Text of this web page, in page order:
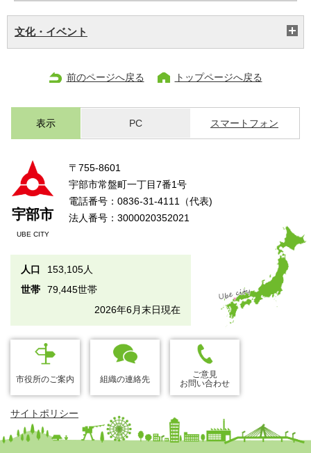
文化・イベント
前のページへ戻る トップページへ戻る
表示 PC スマートフォン
宇部市
UBE CITY
〒755-8601
宇部市常盤町一丁目7番1号
電話番号：0836-31-4111（代表)
法人番号：3000020352021
人口
153,105人
世帯
79,445世帯
2026年6月末日現在
市役所のご案内 組織の連絡先
ご意見
お問い合わせ
サイトポリシー